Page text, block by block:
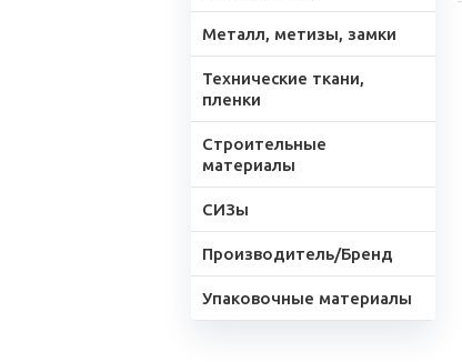
Металл, метизы, замки
Технические ткани,
пленки
Строительные
материалы
СИЗы
Производитель/Бренд
Упаковочные материалы